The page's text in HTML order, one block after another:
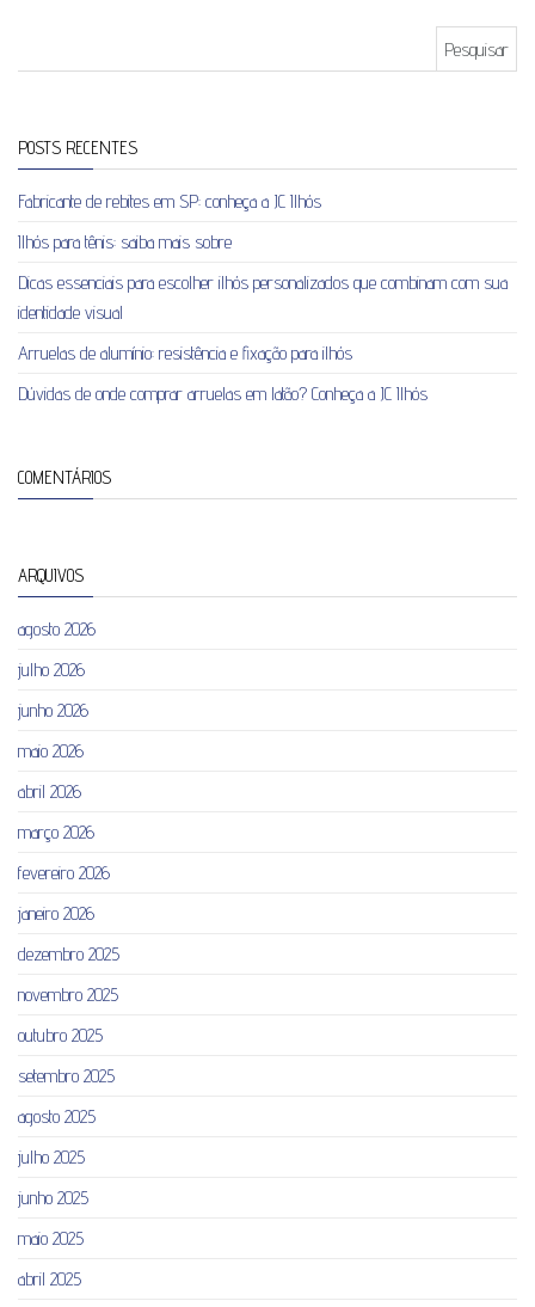
POSTS RECENTES
Fabricante de rebites em SP: conheça a JC Ilhós
Ilhós para tênis: saiba mais sobre
Dicas essenciais para escolher ilhós personalizados que combinam com sua
identidade visual
Arruelas de alumínio: resistência e fixação para ilhós
Dúvidas de onde comprar arruelas em latão? Conheça a JC Ilhós
COMENTÁRIOS
ARQUIVOS
agosto 2026
julho 2026
junho 2026
maio 2026
abril 2026
março 2026
fevereiro 2026
janeiro 2026
dezembro 2025
novembro 2025
outubro 2025
setembro 2025
agosto 2025
julho 2025
junho 2025
maio 2025
abril 2025